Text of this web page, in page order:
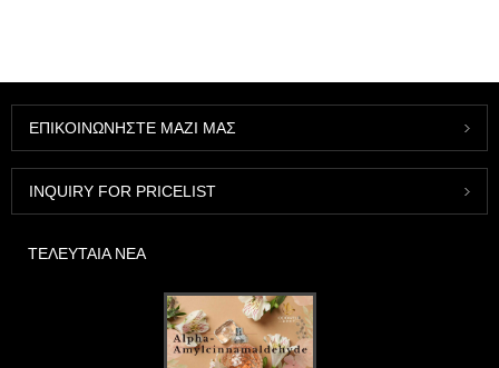
ΕΠΙΚΟΙΝΩΝΉΣΤΕ ΜΑΖΊ ΜΑΣ
INQUIRY FOR PRICELIST
ΤΕΛΕΥΤΑΊΑ ΝΈΑ